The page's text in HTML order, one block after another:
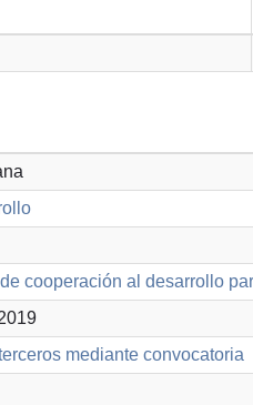
cooperación al desarrollo
mediante convocatoria